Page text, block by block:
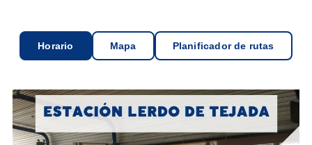
Horario Mapa Planificador de rutas